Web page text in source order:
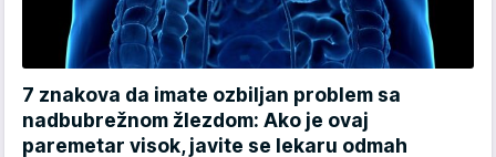
7 znakova da imate ozbiljan problem sa
nadbubrežnom žlezdom: Ako je ovaj
paremetar visok, javite se lekaru odmah